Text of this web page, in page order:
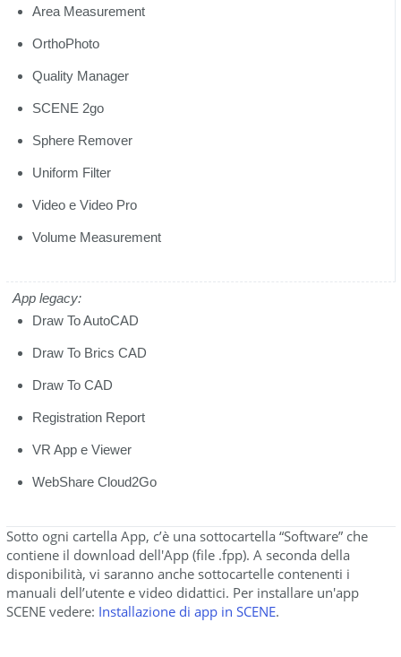
Area Measurement
OrthoPhoto
Quality Manager
SCENE 2go
Sphere Remover
Uniform Filter
Video e Video Pro
Volume Measurement
App legacy:
Draw To AutoCAD
Draw To Brics CAD
Draw To CAD
Registration Report
VR App e Viewer
WebShare Cloud2Go
Sotto ogni cartella App, c’è una sottocartella “Software” che
contiene il download dell'App (file .fpp). A seconda della
disponibilità, vi saranno anche sottocartelle contenenti i
manuali dell’utente e video didattici. Per installare un'app
SCENE vedere: Installazione di app in SCENE.